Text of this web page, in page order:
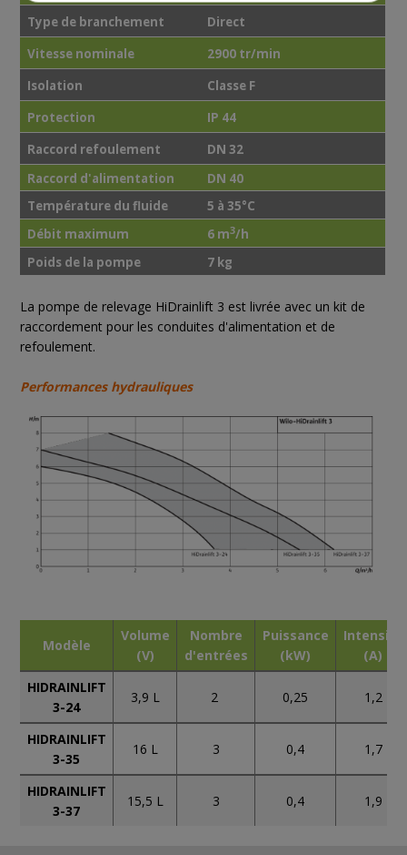
Type de branchement
Direct
Vitesse nominale
2900 tr/min
Isolation
Classe F
Protection
IP 44
Raccord refoulement
DN 32
Raccord d'alimentation
DN 40
Température du fluide
5 à 35°C
Débit maximum
6 m3/h
Poids de la pompe
7 kg
La pompe de relevage HiDrainlift 3 est livrée avec un kit de
raccordement pour les conduites d'alimentation et de
refoulement.
Performances hydrauliques
Modèle
Volume
(V)
Nombre
d'entrées
Puissance
(kW)
Intensité
(A)
HIDRAINLIFT
3-24
3,9 L 2 0,25 1,2
HIDRAINLIFT
3-35
16 L 3 0,4 1,7
HIDRAINLIFT
3-37
15,5 L 3 0,4 1,9